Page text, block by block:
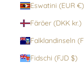
Eswatini (EUR €)
Färöer (DKK kr.)
Fidschi (FJD $)